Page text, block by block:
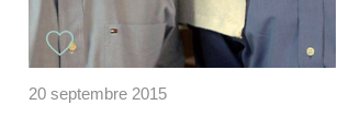
20 septembre 2015